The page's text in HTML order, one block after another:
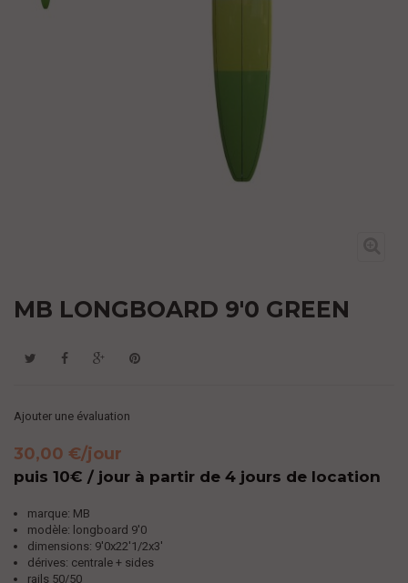
MB LONGBOARD 9'0 GREEN
Ajouter une évaluation
30,00 €/jour
puis 10€ / jour à partir de 4 jours de location
marque: MB
modèle: longboard 9'0
dimensions: 9'0x22'1/2x3'
dérives: centrale + sides
rails 50/50